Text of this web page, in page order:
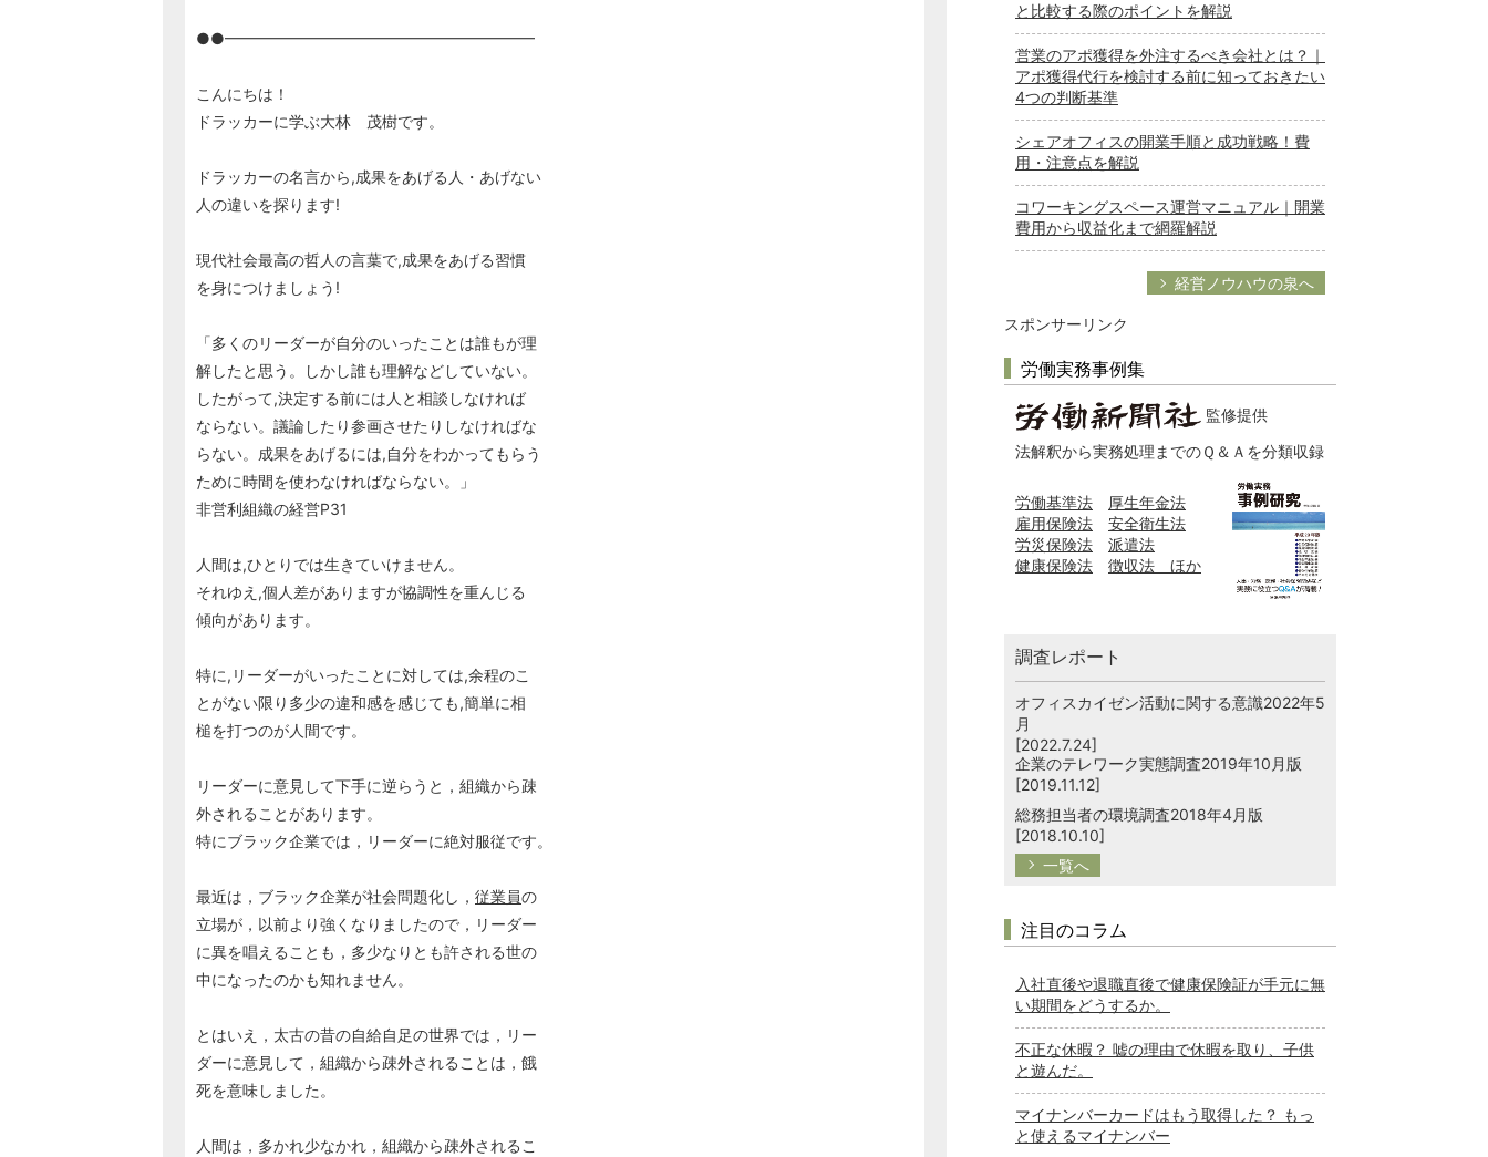
●●━━━━━━━━━━━━━━━━━━━━
こんにちは！
ドラッカーに学ぶ大林 茂樹です。
ドラッカーの名言から,成果をあげる人・あげない
人の違いを探ります!
現代社会最高の哲人の言葉で,成果をあげる習慣
を身につけましょう!
「多くのリーダーが自分のいったことは誰もが理
解したと思う。しかし誰も理解などしていない。
したがって,決定する前には人と相談しなければ
ならない。議論したり参画させたりしなければな
らない。成果をあげるには,自分をわかってもらう
ために時間を使わなければならない。」
非営利組織の経営P31
人間は,ひとりでは生きていけません。
それゆえ,個人差がありますが協調性を重んじる
傾向があります。
特に,リーダーがいったことに対しては,余程のこ
とがない限り多少の違和感を感じても,簡単に相
槌を打つのが人間です。
リーダーに意見して下手に逆らうと，組織から疎
外されることがあります。
特にブラック企業では，リーダーに絶対服従です。
最近は，ブラック企業が社会問題化し， 従業員の
立場が，以前より強くなりましたので，リーダー
に異を唱えることも，多少なりとも許される世の
中になったのかも知れません。
とはいえ，太古の昔の自給自足の世界では，リー
ダーに意見して，組織から疎外されることは，餓
死を意味しました。
人間は，多かれ少なかれ，組織から疎外されるこ
と比較する際のポイントを解説
営業のアポ獲得を外注するべき会社とは？｜
アポ獲得代行を検討する前に知っておきたい
4つの判断基準
シェアオフィスの開業手順と成功戦略！費
用・注意点を解説
コワーキングスペース運営マニュアル｜開業
費用から収益化まで網羅解説
経営ノウハウの泉へ
スポンサーリンク
労働実務事例集
監修提供
法解釈から実務処理までのＱ＆Ａを分類収録
労働基準法
厚生年金法
雇用保険法
安全衛生法
労災保険法
派遣法
健康保険法
徴収法 ほか
調査レポート
オフィスカイゼン活動に関する意識2022年5
月
[2022.7.24]
企業のテレワーク実態調査2019年10月版
[2019.11.12]
総務担当者の環境調査2018年4月版
[2018.10.10]
一覧へ
注目のコラム
入社直後や退職直後で健康保険証が手元に無
い期間をどうするか。
不正な休暇？ 嘘の理由で休暇を取り、子供
と遊んだ。
マイナンバーカードはもう取得した？ もっ
と使えるマイナンバー